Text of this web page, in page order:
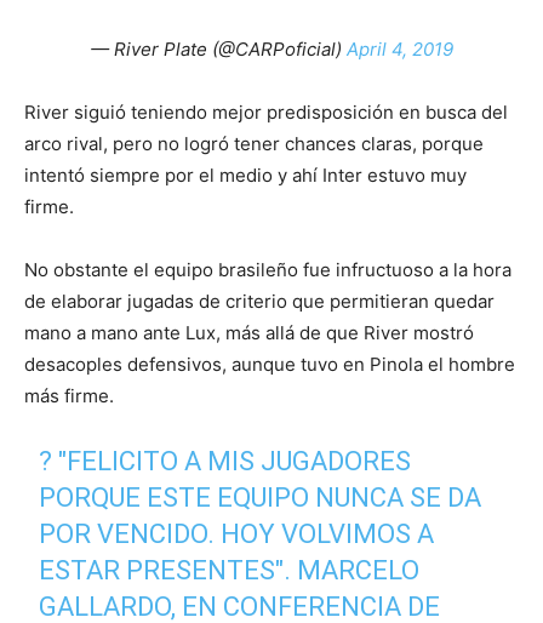
— River Plate (@CARPoficial) April 4, 2019
River siguió teniendo mejor predisposición en busca del
arco rival, pero no logró tener chances claras, porque
intentó siempre por el medio y ahí Inter estuvo muy
firme.
No obstante el equipo brasileño fue infructuoso a la hora
de elaborar jugadas de criterio que permitieran quedar
mano a mano ante Lux, más allá de que River mostró
desacoples defensivos, aunque tuvo en Pinola el hombre
más firme.
?️ "FELICITO A MIS JUGADORES
PORQUE ESTE EQUIPO NUNCA SE DA
POR VENCIDO. HOY VOLVIMOS A
ESTAR PRESENTES". MARCELO
GALLARDO, EN CONFERENCIA DE